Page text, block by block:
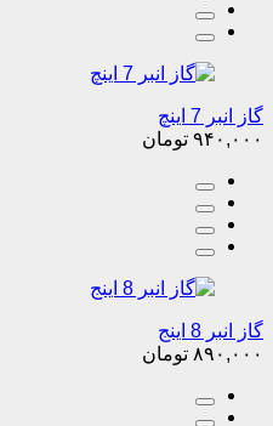
گاز انبر 7 اینچ
۹۴۰,۰۰۰ تومان
گاز انبر 8 اینج
۸۹۰,۰۰۰ تومان